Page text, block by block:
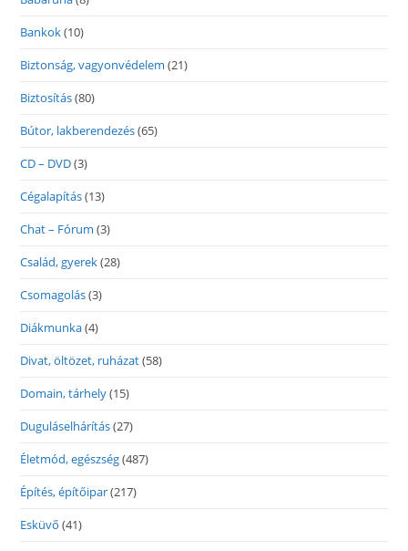
Bankok(10)
Biztonság, vagyonvédelem (21)
Biztosítás(80)
Bútor, lakberendezés(65)
CD – DVD(3)
Cégalapítás(13)
Chat – Fórum (3)
Család, gyerek(28)
Csomagolás(3)
Diákmunka(4)
Divat, öltözet, ruházat(58)
Domain, tárhely(15)
Duguláselhárítás(27)
Életmód, egészség(487)
Építés, építőipar(217)
Esküvő (41)